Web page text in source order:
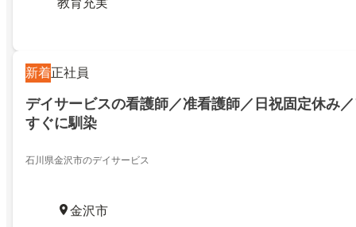
教育充実
新着正社員
デイサービスの看護師／准看護師／日祝固定休み
すぐに馴染
石川県金沢市のデイサービス
金沢市